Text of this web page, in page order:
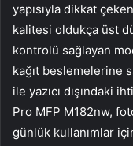
yapısıyla dikkat
kalitesi oldukça üst
kontrolü sağlayan
kağıt beslemelerine
ile yazıcı dışındaki
Pro MFP M182nw,
günlük kullanımlar